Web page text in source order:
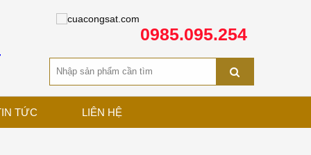
0985.095.254
TỨC LIÊN HỆ